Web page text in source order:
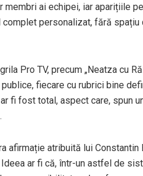
ai echipei, iar aparițiile
personalizat, fără
Pro TV, precum „Neatza cu
fiecare cu rubrici bine
fi fost total, aspect care, spun
afirmație atribuită lui Constantin
ar fi că, într-un astfel de